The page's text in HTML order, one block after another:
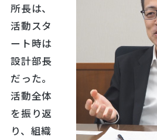
所長は、
活動スタ
ート時は
設計部長
だった。
活動全体
を振り返
り、組織